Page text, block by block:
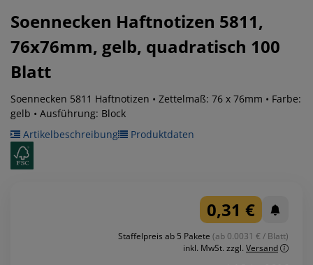
Soennecken Haftnotizen 5811,
76x76mm, gelb, quadratisch 100
Blatt
Soennecken 5811 Haftnotizen • Zettelmaß: 76 x 76mm • Farbe:
gelb • Ausführung: Block
Artikelbeschreibung
Produktdaten
0,31 €
Staffelpreis ab 5 Pakete (ab 0.0031 € / Blatt)
inkl. MwSt. zzgl. Versand